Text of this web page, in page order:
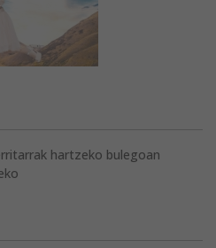
hartzeko bulegoan